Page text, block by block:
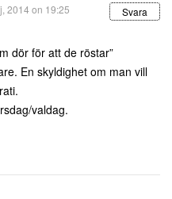
2014 on 19:25 Svara
dör för att de röstar”
En skyldighet om man vill
valdag.